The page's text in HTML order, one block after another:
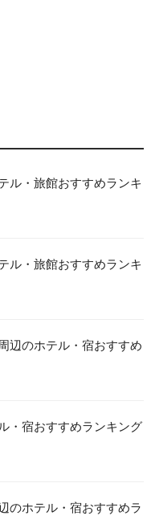
ル・旅館おすすめランキ
ル・旅館おすすめランキ
辺のホテル・宿おすすめ
・宿おすすめランキング
のホテル・宿おすすめラ